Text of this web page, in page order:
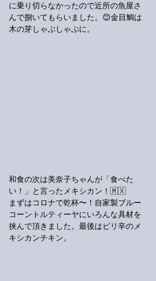
に乗り切らなかったので近所の魚屋さ
んで捌いてもらいました。😊金目鯛は
木の芽しゃぶしゃぶに。
和食の次は美奈子ちゃんが「食べた
い！」と言ったメキシカン！🇲🇽
まずはコロナで乾杯〜！自家製ブルー
コーントルティーヤにいろんな具材を
挟んで頂きました。最後はピリ辛のメ
キシカンチキン。